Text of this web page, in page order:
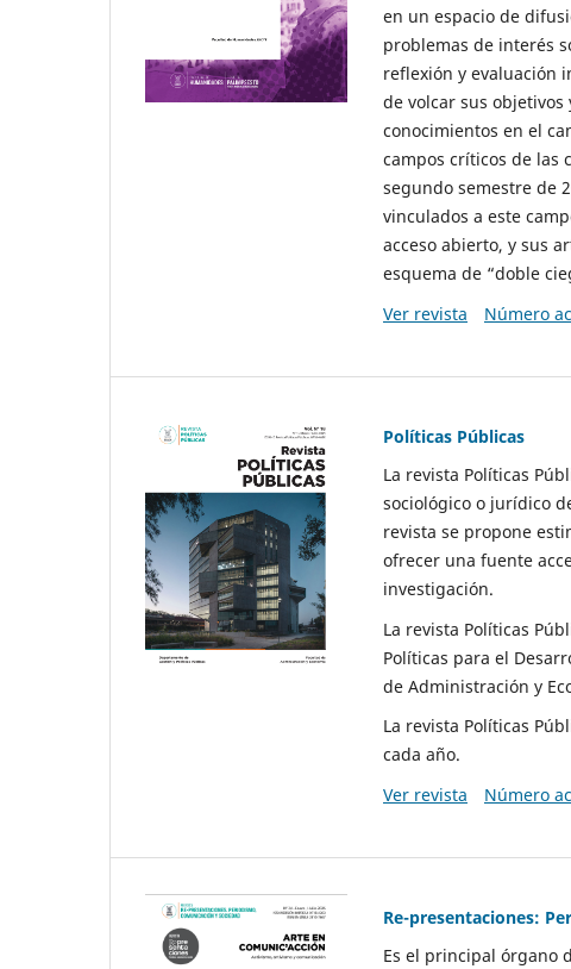
en un espacio de
problemas de interés
reflexión y evaluación
de volcar sus
conocimientos en el
campos críticos de las
segundo semestre de
vinculados a este
acceso abierto, y sus
esquema de “doble
Ver revista
Número
Políticas Públicas
La revista Políticas
sociológico o jurídico
revista se propone
ofrecer una fuente
investigación.
La revista Políticas
Políticas para el
de Administración y
La revista Políticas
cada año.
Ver revista
Número
Re-presentaciones:
Es el principal órgano